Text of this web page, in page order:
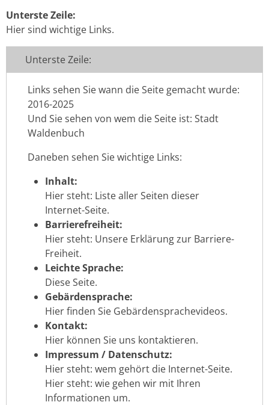
Unterste Zeile:
Hier sind wichtige Links.
Unterste Zeile:
Links sehen Sie wann die Seite gemacht wurde:
2016-2025
Und Sie sehen von wem die Seite ist: Stadt
Waldenbuch
Daneben sehen Sie wichtige Links:
Inhalt:
Hier steht: Liste aller Seiten dieser
Internet-Seite.
Barrierefreiheit:
Hier steht: Unsere Erklärung zur Barriere-
Freiheit.
Leichte Sprache:
Diese Seite.
Gebärdensprache:
Hier finden Sie Gebärdensprachevideos.
Kontakt:
Hier können Sie uns kontaktieren.
Impressum / Datenschutz:
Hier steht: wem gehört die Internet-Seite.
Hier steht: wie gehen wir mit Ihren
Informationen um.